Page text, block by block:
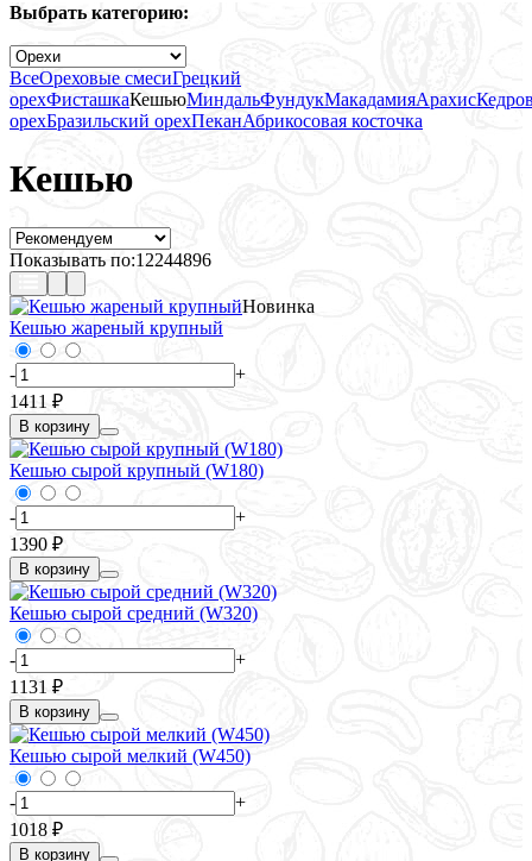
Выбрать категорию:
ВсеОреховые смесиГрецкий
орехФисташкаКешьюМиндальФундукМакадамияАрахис
орехБразильский орехПеканАбрикосовая косточка
Кешью
Показывать по:12244896
Новинка
Кешью жареный крупный
-
+
1411 ₽
В корзину
Кешью сырой крупный (W180)
-
+
1390 ₽
В корзину
Кешью сырой средний (W320)
-
+
1131 ₽
В корзину
Кешью сырой мелкий (W450)
-
+
1018 ₽
В корзину